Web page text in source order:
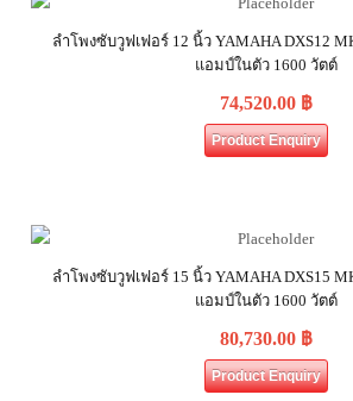
ลำโพงซับวูฟเฟอร์ 12 นิ้ว YAMAHA DXS12
แอมป์ในตัว 1600 วัตต์
74,520.00 ฿
Product Enquiry
ลำโพงซับวูฟเฟอร์ 15 นิ้ว YAMAHA DXS15
แอมป์ในตัว 1600 วัตต์
80,730.00 ฿
Product Enquiry